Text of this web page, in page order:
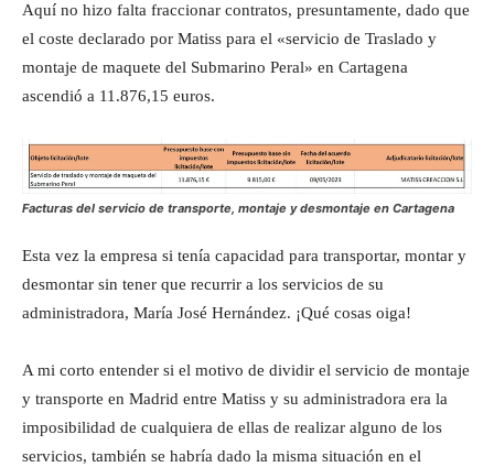
Aquí no hizo falta fraccionar contratos, presuntamente, dado que
el coste declarado por Matiss para el «servicio de Traslado y
montaje de maquete del Submarino Peral» en Cartagena
ascendió a 11.876,15 euros.
Facturas del servicio de transporte, montaje y desmontaje en Cartagena
Esta vez la empresa si tenía capacidad para transportar, montar y
desmontar sin tener que recurrir a los servicios de su
administradora, María José Hernández. ¡Qué cosas oiga!
A mi corto entender si el motivo de dividir el servicio de montaje
y transporte en Madrid entre Matiss y su administradora era la
imposibilidad de cualquiera de ellas de realizar alguno de los
servicios, también se habría dado la misma situación en el